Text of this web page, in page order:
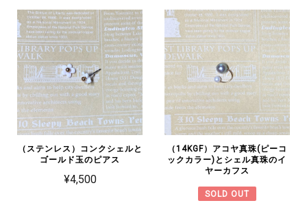
（ステンレス）コンクシェルと
ゴールド玉のピアス
¥4,500
（14KGF）アコヤ真珠(ピーコ
ックカラー)とシェル真珠のイ
ヤーカフス
SOLD OUT